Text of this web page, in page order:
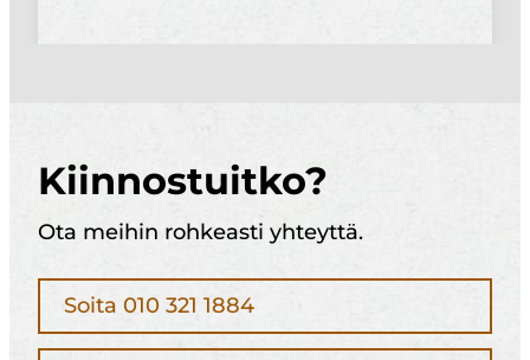
Kiinnostuitko?
Ota meihin rohkeasti yhteyttä.
Soita 010 321 1884